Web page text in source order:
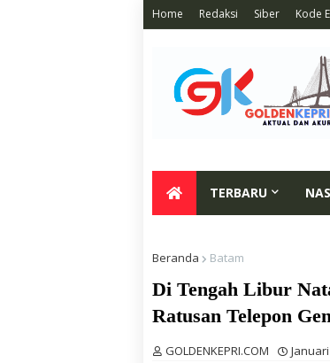
Home Redaksi Siber Kode
TERBARU
Beranda Batam
Di Tengah Libur
Ratusan Telepon
GOLDENKEPRI.COM